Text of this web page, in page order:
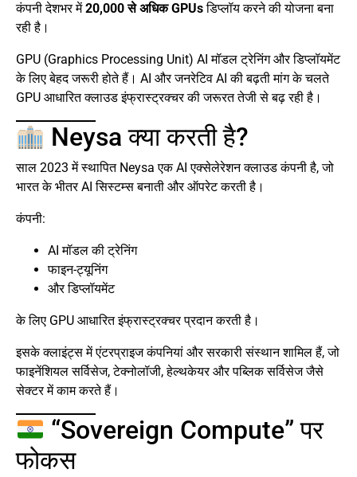
कंपनी देशभर में20,000 से अधिक GPUsडिप्लॉय करने की योजना बना
रही है।
GPU (Graphics Processing Unit) AI मॉडल ट्रेनिंग और डिप्लॉयमेंट
के लिए बेहद जरूरी होते हैं। AI और जनरेटिव AI की बढ़ती मांग के चलते
GPU आधारित क्लाउड इंफ्रास्ट्रक्चर की जरूरत तेजी से बढ़ रही है।
Neysa क्या करती है?
साल 2023 में स्थापित Neysa एक AI एक्सेलेरेशन क्लाउड कंपनी है, जो
भारत के भीतर AI सिस्टम्स बनाती और ऑपरेट करती है।
कंपनी:
AI मॉडल की ट्रेनिंग
फाइन-ट्यूनिंग
और डिप्लॉयमेंट
के लिए GPU आधारित इंफ्रास्ट्रक्चर प्रदान करती है।
इसके क्लाइंट्स में एंटरप्राइज कंपनियां और सरकारी संस्थान शामिल हैं, जो
फाइनेंशियल सर्विसेज, टेक्नोलॉजी, हेल्थकेयर और पब्लिक सर्विसेज जैसे
सेक्टर में काम करते हैं।
“Sovereign Compute” पर
फोकस